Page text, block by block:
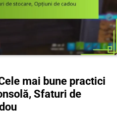
mai bune practici
Sfaturi de